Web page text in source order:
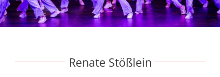
Renate Stößlein